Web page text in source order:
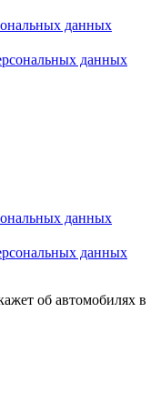
данных
данных
данных
данных
об автомобилях в